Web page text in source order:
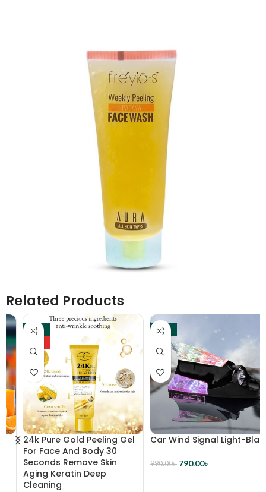
Related Products
-37%
HOT
24k Pure Gold Peeling Gel
For Face And Body 30
Seconds Remove Skin
Aging Keratin Deep
Cleaning
-20%
Car Wind Signal Light-Black
990.00৳ 790.00৳